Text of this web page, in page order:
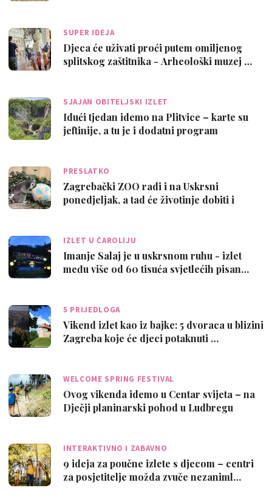
SUPER IDEJA
Djeca će uživati proći putem omiljenog
splitskog zaštitnika - Arheološki muzej …
SJAJAN OBITELJSKI IZLET
Idući tjedan idemo na Plitvice – karte su
jeftinije, a tu je i dodatni program
PRESLATKO
Zagrebački ZOO radi i na Uskrsni
ponedjeljak, a tad će životinje dobiti i
IZLET U ČAROLIJU
Imanje Salaj je u uskrsnom ruhu - izlet
među više od 60 tisuća svjetlećih pisan…
5 PRIJEDLOGA
Vikend izlet kao iz bajke: 5 dvoraca u blizini
Zagreba koje će djeci potaknuti …
WELCOME SPRING FESTIVAL
Ovog vikenda idemo u Centar svijeta – na
Dječji planinarski pohod u Ludbregu
INTERAKTIVNO I ZABAVNO
9 ideja za poučne izlete s djecom – centri
za posjetitelje možda zvuče nezaniml…